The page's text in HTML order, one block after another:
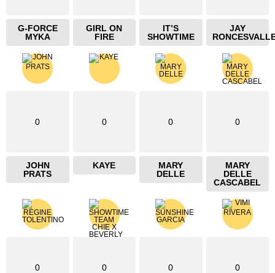
G-FORCE
MYKA
GIRL ON
FIRE
IT’S
SHOWTIME
JAY
0
JOHN
PRATS
0
KAYE
0
MARY
DELLE
0
MARY
DELLE
CASCABEL
0 0 0 0